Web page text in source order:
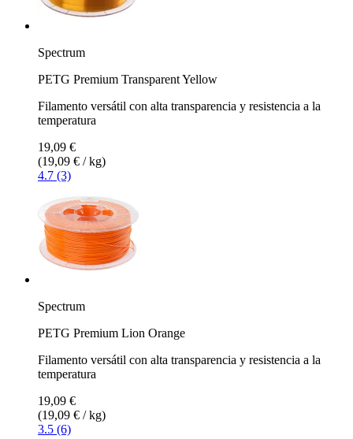
Spectrum
PETG Premium Transparent Yellow
Filamento versátil con alta transparencia y resistencia a la
temperatura
19,09 €
(19,09 € / kg)
4.7 (3)
Spectrum
PETG Premium Lion Orange
Filamento versátil con alta transparencia y resistencia a la
temperatura
19,09 €
(19,09 € / kg)
3.5 (6)